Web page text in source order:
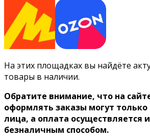
На этих площадках вы найдёте
товары в наличии.
Обратите внимание, что на
оформлять заказы могут
лица, а оплата осуществляется
безналичным способом.